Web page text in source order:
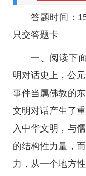
答题时间：
只交答题卡
一、阅读下
明对话史上，公
事件当属佛教的
文明对话产生了
入中华文明，与
的结构性力量，
力，从一个地方